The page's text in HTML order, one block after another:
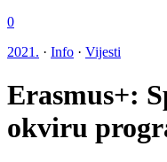
0
2021. · Info · Vijesti
Erasmus+:
okviru